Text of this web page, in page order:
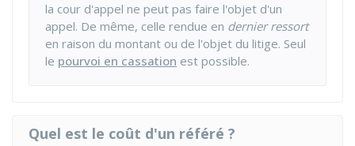
la cour d'appel ne peut pas faire l'objet d'un
appel. De même, celle rendue en dernier ressort
en raison du montant ou de l'objet du litige. Seul
le pourvoi en cassation est possible.
Quel est le coût d'un référé ?